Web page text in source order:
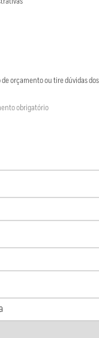
orçamento ou tire dúvidas
obrigatório